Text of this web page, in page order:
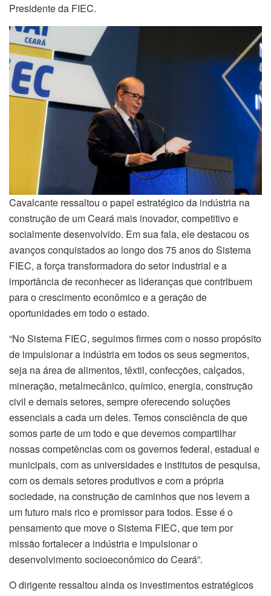
Presidente da FIEC.
Cavalcante ressaltou o papel estratégico da indústria na
construção de um Ceará mais inovador, competitivo e
socialmente desenvolvido. Em sua fala, ele destacou os
avanços conquistados ao longo dos 75 anos do Sistema
FIEC, a força transformadora do setor industrial e a
importância de reconhecer as lideranças que contribuem
para o crescimento econômico e a geração de
oportunidades em todo o estado.
“No Sistema FIEC, seguimos firmes com o nosso propósito
de impulsionar a indústria em todos os seus segmentos,
seja na área de alimentos, têxtil, confecções, calçados,
mineração, metalmecânico, químico, energia, construção
civil e demais setores, sempre oferecendo soluções
essenciais a cada um deles. Temos consciência de que
somos parte de um todo e que devemos compartilhar
nossas competências com os governos federal, estadual e
municipais, com as universidades e institutos de pesquisa,
com os demais setores produtivos e com a própria
sociedade, na construção de caminhos que nos levem a
um futuro mais rico e promissor para todos. Esse é o
pensamento que move o Sistema FIEC, que tem por
missão fortalecer a indústria e impulsionar o
desenvolvimento socioeconômico do Ceará”.
O dirigente ressaltou ainda os investimentos estratégicos